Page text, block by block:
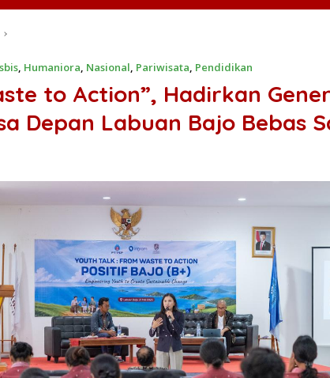
, Humaniora, Nasional, Pariwisata, Pendidikan
to Action”, Hadirkan
Depan Labuan Bajo Bebas